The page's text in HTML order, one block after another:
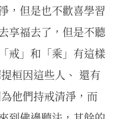
，但是也不歡喜學習
享福去了，但是不聽
戒」和「乘」有這樣
桓因這些人、 還有
他們持戒清淨，而